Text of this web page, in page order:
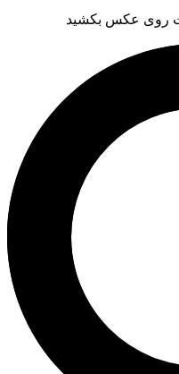
روی عکس بکشید